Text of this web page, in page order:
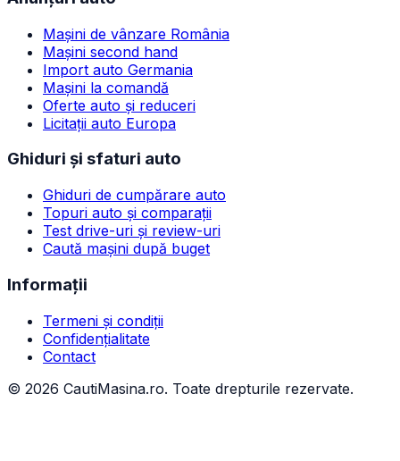
Mașini de vânzare România
Mașini second hand
Import auto Germania
Mașini la comandă
Oferte auto și reduceri
Licitații auto Europa
Ghiduri și sfaturi auto
Ghiduri de cumpărare auto
Topuri auto și comparații
Test drive-uri și review-uri
Caută mașini după buget
Informații
Termeni și condiții
Confidențialitate
Contact
© 2026 CautiMasina.ro. Toate drepturile rezervate.